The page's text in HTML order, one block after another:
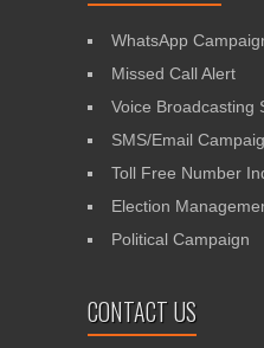
WhatsApp
Missed Call Alert
Voice Broadcasting
SMS/Email
Toll Free Number
Election
Political Campaign
CONTACT US